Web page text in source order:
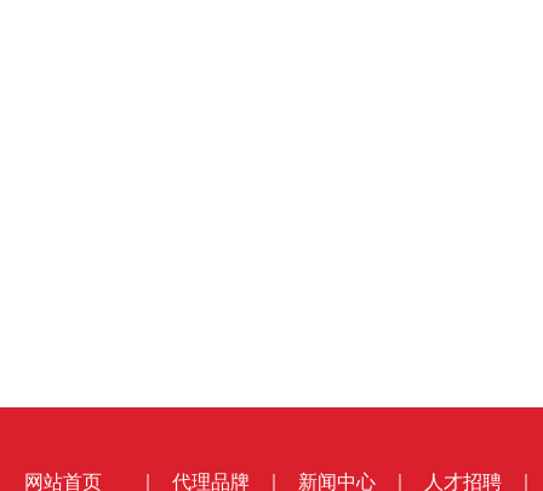
网站首页 代理品牌 新闻中心 人才招聘